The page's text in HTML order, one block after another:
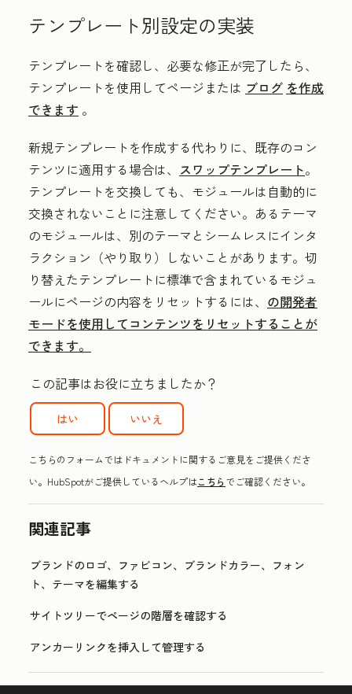
テンプレート別設定の実装
テンプレートを確認し、必要な修正が完了したら、
テンプレートを使用してページまたは ブログ を作成
できます 。
新規テンプレートを作成する代わりに、既存のコン
テンツに適用する場合は、 スワップテンプレート。
テンプレートを交換しても、モジュールは自動的に
交換されないことに注意してください。あるテーマ
のモジュールは、別のテーマとシームレスにインタ
ラクション（やり取り）しないことがあります。切
り替えたテンプレートに標準で含まれているモジュ
ールにページの内容をリセットするには、 の開発者
モードを使用してコンテンツをリセットすることが
できます。
この記事はお役に立ちましたか？
はい いいえ
こちらのフォームではドキュメントに関するご意見をご提供くださ
い。HubSpotがご提供しているヘルプはこちらでご確認ください。
関連記事
ブランドのロゴ、ファビコン、ブランドカラー、フォン
ト、テーマを編集する
サイトツリーでページの階層を確認する
アンカーリンクを挿入して管理する